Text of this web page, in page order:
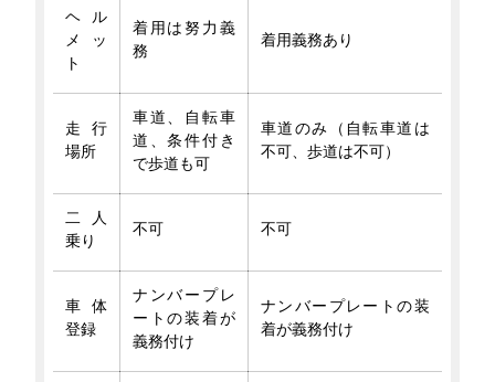
ヘル
メッ
ト
着用は努力義
務
着用義務あり
走行
場所
車道、自転車
道、条件付き
で歩道も可
車道のみ（自転車道は
不可、歩道は不可）
二人
乗り
不可 不可
車体
登録
ナンバープレ
ートの装着が
義務付け
ナンバープレートの装
着が義務付け